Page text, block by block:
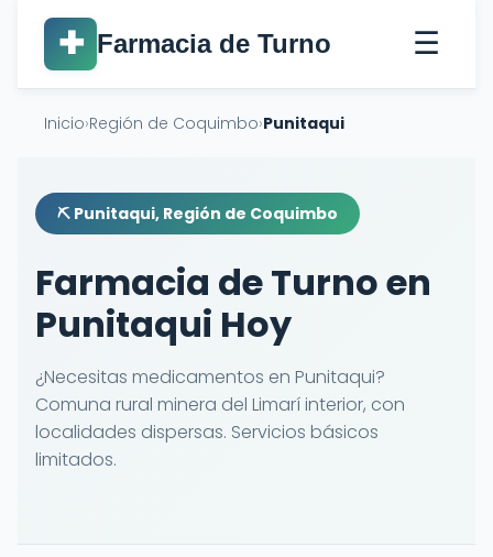
✚ Farmacia de Turno ☰
Inicio›Región de Coquimbo›Punitaqui
⛏️ Punitaqui, Región de Coquimbo
Farmacia de Turno en
Punitaqui Hoy
¿Necesitas medicamentos en Punitaqui?
Comuna rural minera del Limarí interior, con
localidades dispersas. Servicios básicos
limitados.